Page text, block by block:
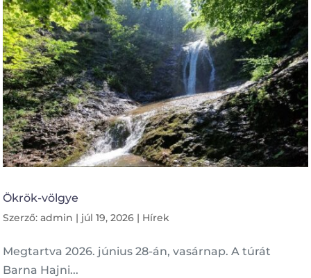
Ökrök-völgye
Szerző:admin | júl 19, 2026 | Hírek
Megtartva 2026. június 28-án, vasárnap. A túrát
Barna Hajni...